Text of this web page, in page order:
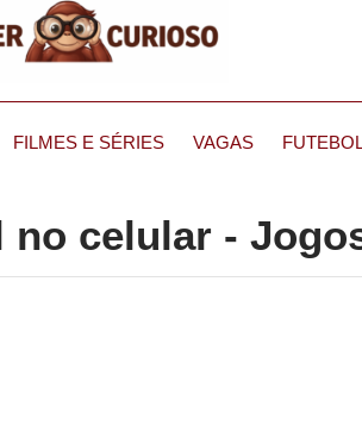
FILMES E SÉRIES VAGAS
celular -